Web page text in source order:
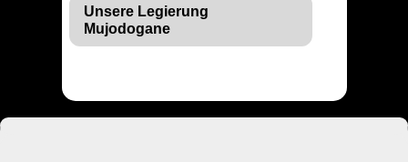
Unsere Legierung
Mujodogane